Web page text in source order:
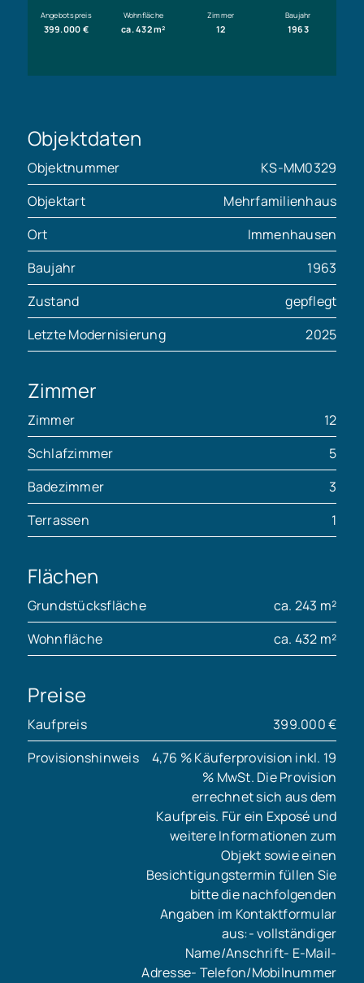
Angebotspreis
399.000 €
Wohnfläche
ca. 432 m²
Zimmer
12
Baujahr
1963
Objektdaten
Objektnummer
KS-MM0329
Objektart
Mehrfamilienhaus
Ort
Immenhausen
Baujahr
1963
Zustand
gepflegt
Letzte Modernisierung
2025
Zimmer
Zimmer
12
Schlafzimmer
5
Badezimmer
3
Terrassen
1
Flächen
Grundstücksfläche
ca. 243 m²
Wohnfläche
ca. 432 m²
Preise
Kaufpreis
399.000 €
Provisionshinweis
4,76 % Käuferprovision inkl. 19
% MwSt. Die Provision
errechnet sich aus dem
Kaufpreis. Für ein Exposé und
weitere Informationen zum
Objekt sowie einen
Besichtigungstermin füllen Sie
bitte die nachfolgenden
Angaben im Kontaktformular
aus:- vollständiger
Name/Anschrift- E-Mail-
Adresse- Telefon/Mobilnummer